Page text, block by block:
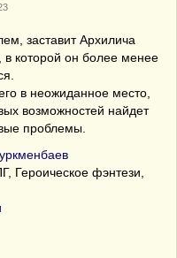
заставит Архилича
в которой он более менее
в неожиданное место,
возможностей найдет
проблемы.
Героическое фэнтези,